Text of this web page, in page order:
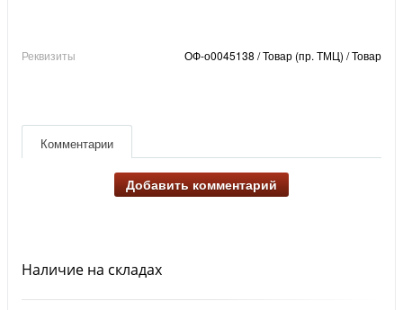
Реквизиты ОФ-о0045138 / Товар (пр. ТМЦ) / Товар
Комментарии
Добавить комментарий
Наличие на складах